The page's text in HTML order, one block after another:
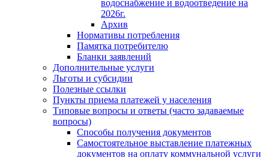
водоснабжение и водоотведение на
2026г.
Архив
Нормативы потребления
Памятка потребителю
Бланки заявлений
Дополнительные услуги
Льготы и субсидии
Полезные ссылки
Пункты приема платежей у населения
Типовые вопросы и ответы (часто задаваемые
вопросы)
Способы получения документов
Самостоятельное выставление платежных
документов на оплату коммунальной услуги